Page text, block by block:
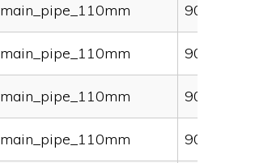
main_pipe_110mm 90000
main_pipe_110mm 90000
main_pipe_110mm 90000
main_pipe_110mm 90000